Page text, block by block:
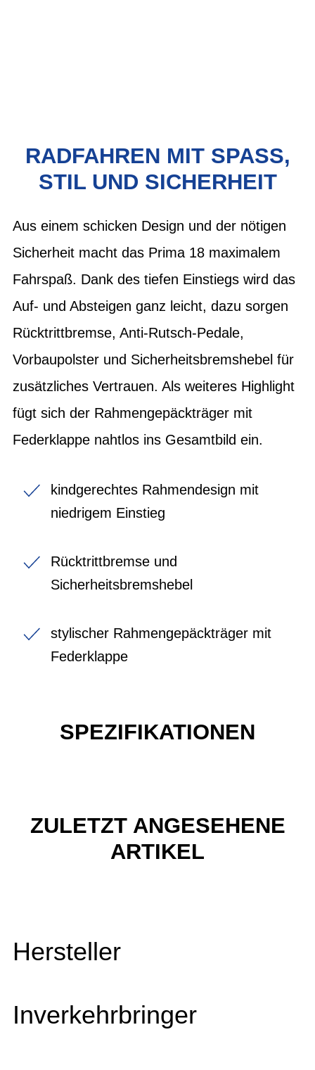
RADFAHREN MIT SPASS, S
TIL UND SICHERHEIT
Aus einem schicken Design und der nötigen
Sicherheit macht das Prima 18 maximalem
Fahrspaß. Dank des tiefen Einstiegs wird das
Auf- und Absteigen ganz leicht, dazu sorgen
Rücktrittbremse, Anti-Rutsch-Pedale,
Vorbaupolster und Sicherheitsbremshebel für
zusätzliches Vertrauen. Als weiteres Highlight
fügt sich der Rahmengepäckträger mit
Federklappe nahtlos ins Gesamtbild ein.
kindgerechtes Rahmendesign mit
niedrigem Einstieg
Rücktrittbremse und
Sicherheitsbremshebel
stylischer Rahmengepäckträger mit
Federklappe
SPEZIFIKATIONEN
ZULETZT ANGESEHENE
ARTIKEL
Hersteller
Inverkehrbringer